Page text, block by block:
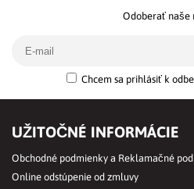
Odoberať naše
Chcem sa prihlásiť k
UŽITOČNÉ INFORMÁCIE
Obchodné podmienky a Reklamačné
Online odstúpenie od zmluvy